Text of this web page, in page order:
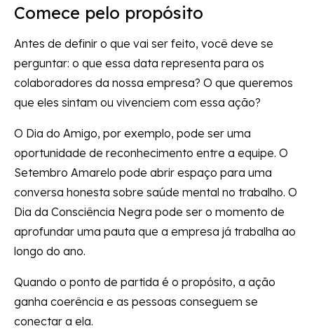
Comece pelo propósito
Antes de definir o que vai ser feito, você deve se
perguntar: o que essa data representa para os
colaboradores da nossa empresa? O que queremos
que eles sintam ou vivenciem com essa ação?
O Dia do Amigo, por exemplo, pode ser uma
oportunidade de reconhecimento entre a equipe. O
Setembro Amarelo pode abrir espaço para uma
conversa honesta sobre saúde mental no trabalho. O
Dia da Consciência Negra pode ser o momento de
aprofundar uma pauta que a empresa já trabalha ao
longo do ano.
Quando o ponto de partida é o propósito, a ação
ganha coerência e as pessoas conseguem se
conectar a ela.